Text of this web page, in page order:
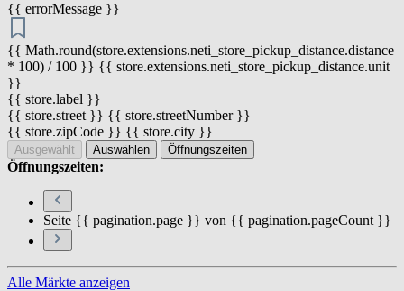
{{ errorMessage }}
{{ Math.round(store.extensions.neti_store_pickup_distance.distance
* 100) / 100 }} {{ store.extensions.neti_store_pickup_distance.unit
}}
{{ store.label }}
{{ store.street }} {{ store.streetNumber }}
{{ store.zipCode }} {{ store.city }}
Ausgewählt Auswählen Öffnungszeiten
Öffnungszeiten:
Seite {{ pagination.page }} von {{ pagination.pageCount }}
Alle Märkte anzeigen